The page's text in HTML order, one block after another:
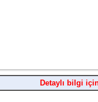
Detaylı bilgi